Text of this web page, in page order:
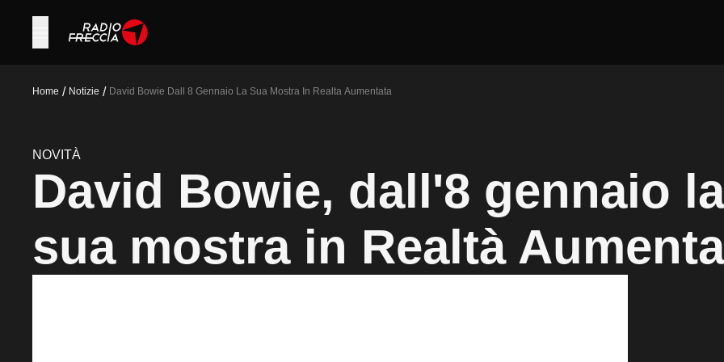
Home / Notizie / David Bowie Dall 8 Gennaio La Sua Mostra In Realta Aumentata
NOVITÀ
David Bowie, dall'8 gennaio la
sua mostra in Realtà